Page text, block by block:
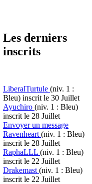
Les derniers
inscrits
LiberalTurtule (niv. 1 :
Bleu) inscrit le 30 Juillet
Ayuchiro (niv. 1 : Bleu)
inscrit le 28 Juillet
Envoyer un message
Ravenheart (niv. 1 : Bleu)
inscrit le 28 Juillet
RaphaLLL (niv. 1 : Bleu)
inscrit le 22 Juillet
Drakemast (niv. 1 : Bleu)
inscrit le 22 Juillet